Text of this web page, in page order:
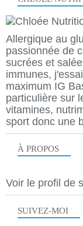
SUIVEZ-MOI
Allergique au
passionnée de
sucrées et
immunes,
maximum IG
particulière sur
vitamines,
sport donc une
À PROPOS
Voir le profil de